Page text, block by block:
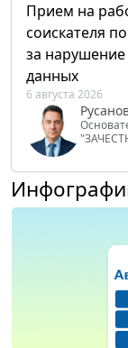
Прием на
соискателя
за нарушение
данных
6 августа 2026